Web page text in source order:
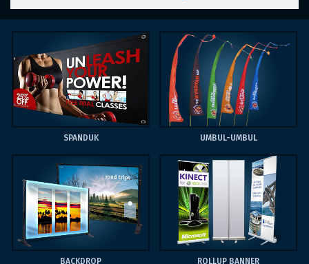
SPANDUK UMBUL-UMBUL
BACKDROP ROLLUP BANNER